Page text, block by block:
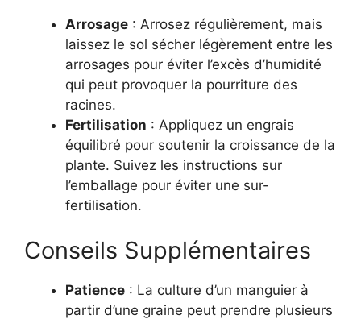
Arrosage : Arrosez régulièrement, mais
laissez le sol sécher légèrement entre les
arrosages pour éviter l’excès d’humidité
qui peut provoquer la pourriture des
racines.
Fertilisation : Appliquez un engrais
équilibré pour soutenir la croissance de la
plante. Suivez les instructions sur
l’emballage pour éviter une sur-
fertilisation.
Conseils Supplémentaires
Patience : La culture d’un manguier à
partir d’une graine peut prendre plusieurs